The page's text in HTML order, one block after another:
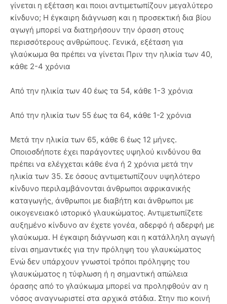
γίνεται η εξέταση και ποιοι αντιμετωπίζουν μεγαλύτερο
κίνδυνο; Η έγκαιρη διάγνωση και η προσεκτική δια βίου
αγωγή μπορεί να διατηρήσουν την όραση στους
περισσότερους ανθρώπους. Γενικά, εξέταση για
γλαύκωμα θα πρέπει να γίνεται Πριν την ηλικία των 40,
κάθε 2-4 χρόνια
Από την ηλικία των 40 έως τα 54, κάθε 1-3 χρόνια
Από την ηλικία των 55 έως τα 64, κάθε 1-2 χρόνια
Μετά την ηλικία των 65, κάθε 6 έως 12 μήνες.
Οποιοσδήποτε έχει παράγοντες υψηλού κινδύνου θα
πρέπει να ελέγχεται κάθε ένα ή 2 χρόνια μετά την
ηλικία των 35. Σε όσους αντιμετωπίζουν υψηλότερο
κίνδυνο περιλαμβάνονται άνθρωποι αφρικανικής
καταγωγής, άνθρωποι με διαβήτη και άνθρωποι με
οικογενειακό ιστορικό γλαυκώματος. Αντιμετωπίζετε
αυξημένο κίνδυνο αν έχετε γονέα, αδερφό ή αδερφή με
γλαύκωμα. Η έγκαιρη διάγνωση και η κατάλληλη αγωγή
είναι σημαντικές για την πρόληψη του γλαυκώματος
Ενώ δεν υπάρχουν γνωστοί τρόποι πρόληψης του
γλαυκώματος η τύφλωση ή η σημαντική απώλεια
όρασης από το γλαύκωμα μπορεί να προληφθούν αν η
νόσος αναγνωριστεί στα αρχικά στάδια. Στην πιο κοινή